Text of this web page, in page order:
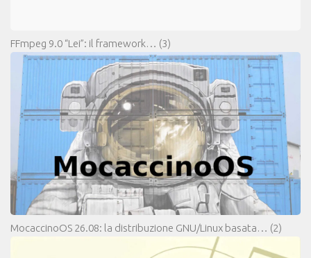
FFmpeg 9.0 “Lei”: il framework… (3)
MocaccinoOS 26.08: la distribuzione GNU/Linux basata… (2)